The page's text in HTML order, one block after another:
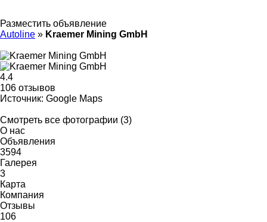
Разместить объявление
Autoline » Kraemer Mining GmbH
4.4
106 отзывов
Источник: Google Maps
Смотреть все фотографии (3)
О нас
Объявления
3594
Галерея
3
Карта
Компания
Отзывы
106